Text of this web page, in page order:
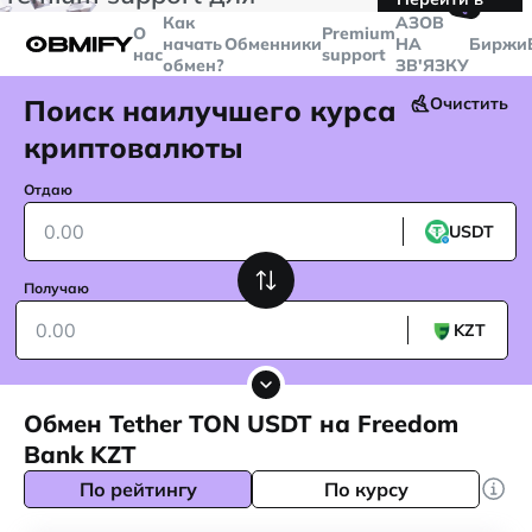
больше
$5000
Telegram
О
нас
Как
начать
обмен?
ОбменникиPremium
support
🤙
AЗОВ
НА
ЗВ'ЯЗКУ
Биржи
Поиск наилучшего курса
криптовалюты
Очистить
Отдаю
USDT
Получаю
KZT
Обмен Tether TON USDT на Freedom
Bank KZT
По рейтингу По курсу